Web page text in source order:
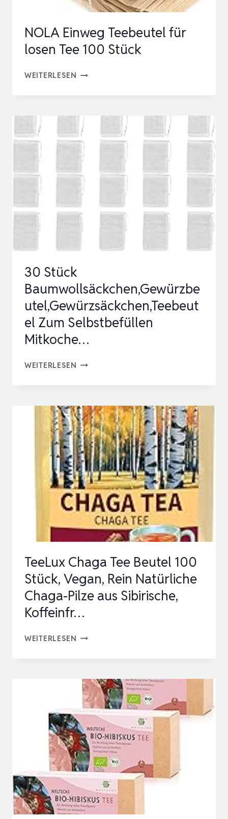
PROFI…
NOLA Einweg Teebeutel für
losen Tee 100 Stück
WEITERLESEN NOLA
LOSEN
30 Stück
Baumwollsäckchen,Gewürzbe
utel,Gewürzsäckchen,Teebeut
el Zum Selbstbefüllen
Mitkoche…
WEITERLESEN 30
ZUM
SELBSTBEFÜLLEN
MITKOCHE…
TeeLux Chaga Tee Beutel 100
Stück, Vegan, Rein Natürliche
Chaga-Pilze aus Sibirische,
Koffeinfr…
WEITERLESEN TEELUX
BEUTEL
100
STÜCK,
VEGAN,
REIN
NATÜRLICHE
CHAGA-
PILZE
AUS